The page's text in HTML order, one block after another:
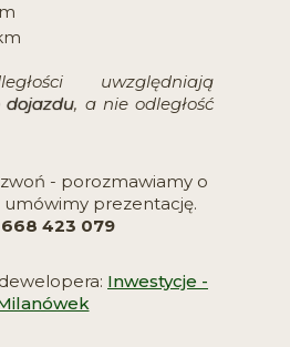
Inwestycje -
- porozmawiamy o
umówimy prezentację.
423 079
uwzględniają
dojazdu, a nie odległość